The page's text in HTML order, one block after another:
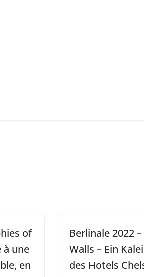
of
à une
en
Berlinale 2022
Walls – Ein
des Hotels